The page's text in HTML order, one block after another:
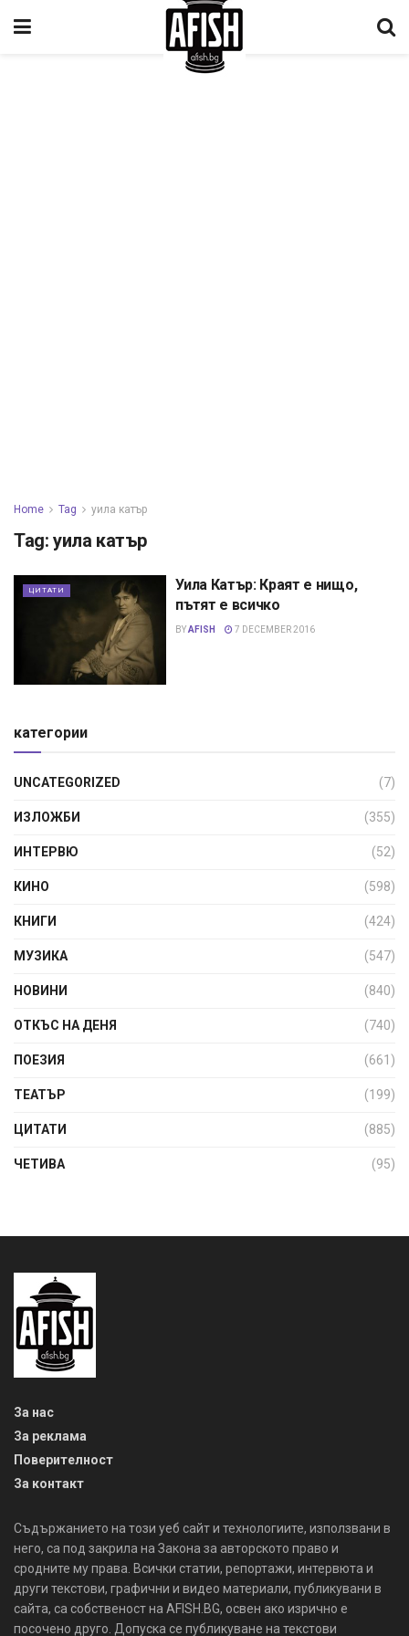
Home Tag уила катър
Tag: уила катър
ЦИТАТИ
Уила Катър: Краят е нищо,
пътят е всичко
BYAFISH 7 DECEMBER 2016
категории
UNCATEGORIZED (7)
ИЗЛОЖБИ (355)
ИНТЕРВЮ (52)
КИНО (598)
КНИГИ (424)
МУЗИКА (547)
НОВИНИ (840)
ОТКЪС НА ДЕНЯ (740)
ПОЕЗИЯ (661)
ТЕАТЪР (199)
ЦИТАТИ (885)
ЧЕТИВА (95)
За нас
За реклама
Поверителност
За контакт
Съдържанието на този уеб сайт и технологиите, използвани в
него, са под закрила на Закона за авторското право и
сродните му права. Всички статии, репортажи, интервюта и
други текстови, графични и видео материали, публикувани в
сайта, са собственост на AFISH.BG, освен ако изрично е
посочено друго. Допуска се публикуване на текстови